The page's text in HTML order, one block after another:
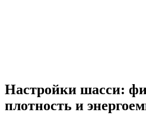
Настройки шасси:
плотность и